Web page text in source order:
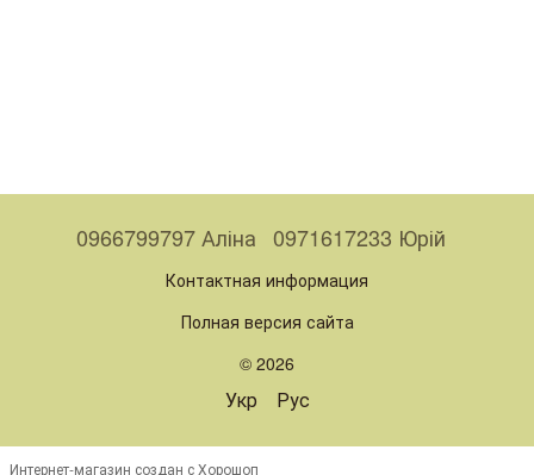
0966799797 Аліна 0971617233 Юрій
Контактная информация
Полная версия сайта
© 2026
Укр Рус
Интернет-магазин создан с Хорошоп